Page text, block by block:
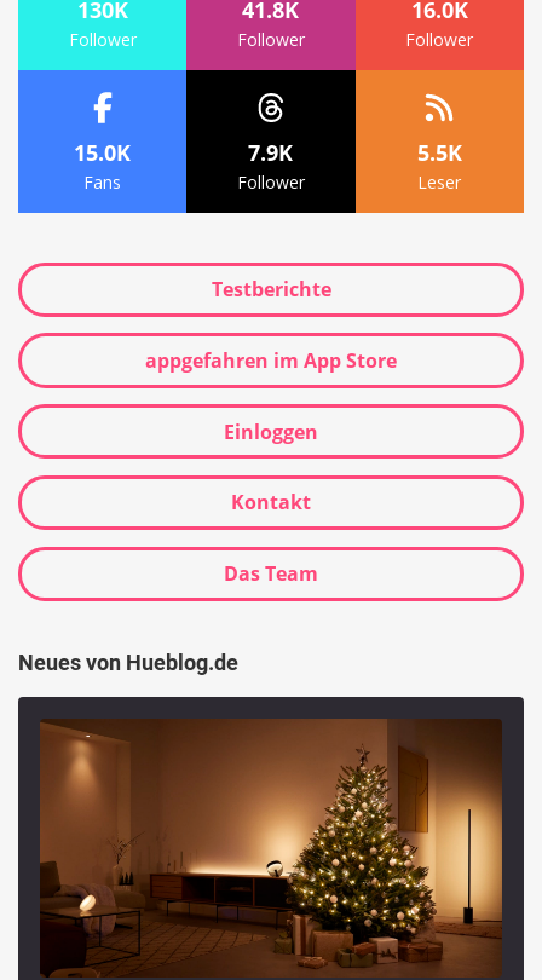
130K
Follower
41.8K
Follower
16.0K
Follower
15.0K
Fans
7.9K
Follower
5.5K
Leser
Testberichte
appgefahren im App Store
Einloggen
Kontakt
Das Team
Neues von Hueblog.de